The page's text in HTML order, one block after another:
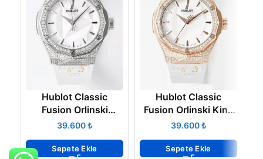
Hublot Classic
Fusion Orlinski
Titanium White Pave
₺
Sepete Ekle
Hublot Classic
Fusion Orlinski King
Gold White 40 mm
₺
Sepete Ekle